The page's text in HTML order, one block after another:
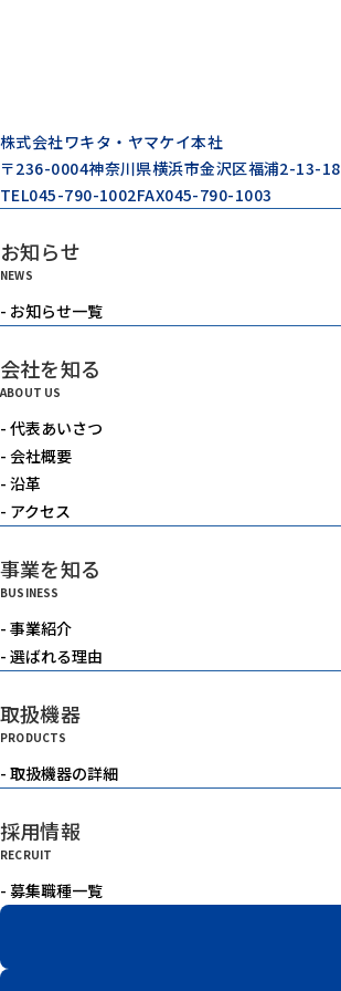
株式会社ワキタ・ヤマケイ本社
〒236-0004神奈川県横浜市金沢区福浦2-13-18
TEL045-790-1002FAX045-790-1003
お知らせ
NEWS
- お知らせ一覧
会社を知る
ABOUT US
- 代表あいさつ
- 会社概要
- 沿革
- アクセス
事業を知る
BUSINESS
- 事業紹介
- 選ばれる理由
取扱機器
PRODUCTS
- 取扱機器の詳細
採用情報
RECRUIT
- 募集職種一覧